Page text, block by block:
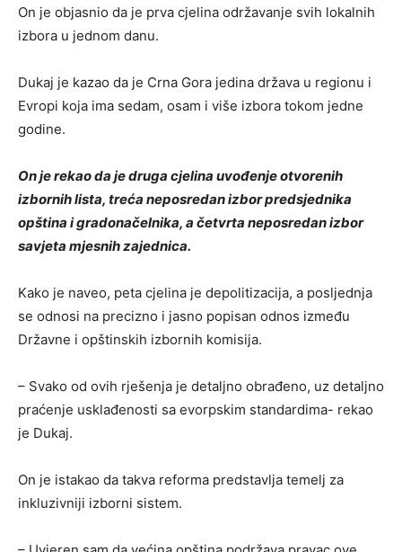
On je objasnio da je prva cjelina održavanje svih lokalnih
izbora u jednom danu.
Dukaj je kazao da je Crna Gora jedina država u regionu i
Evropi koja ima sedam, osam i više izbora tokom jedne
godine.
On je rekao da je druga cjelina uvođenje otvorenih
izbornih lista, treća neposredan izbor predsjednika
opština i gradonačelnika, a četvrta neposredan izbor
savjeta mjesnih zajednica.
Kako je naveo, peta cjelina je depolitizacija, a posljednja
se odnosi na precizno i jasno popisan odnos između
Državne i opštinskih izbornih komisija.
– Svako od ovih rješenja je detaljno obrađeno, uz detaljno
praćenje usklađenosti sa evorpskim standardima- rekao
je Dukaj.
On je istakao da takva reforma predstavlja temelj za
inkluzivniji izborni sistem.